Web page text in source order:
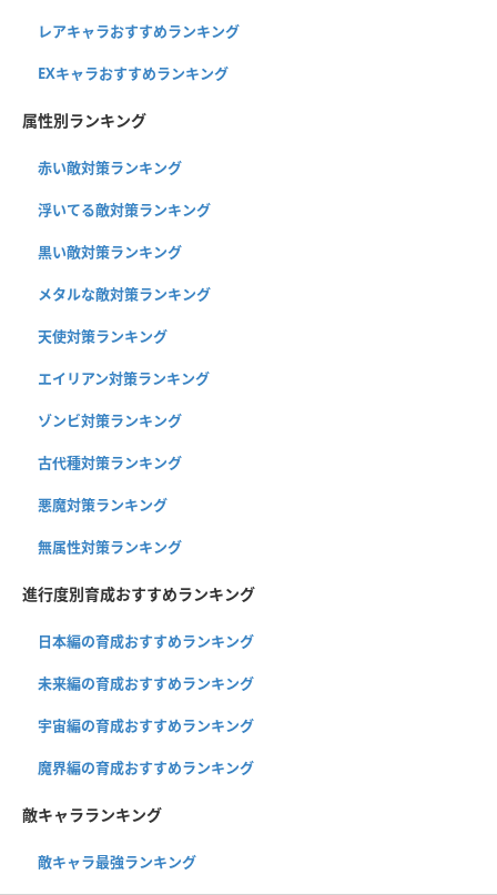
レアキャラおすすめランキング
EXキャラおすすめランキング
属性別ランキング
赤い敵対策ランキング
浮いてる敵対策ランキング
黒い敵対策ランキング
メタルな敵対策ランキング
天使対策ランキング
エイリアン対策ランキング
ゾンビ対策ランキング
古代種対策ランキング
悪魔対策ランキング
無属性対策ランキング
進行度別育成おすすめランキング
日本編の育成おすすめランキング
未来編の育成おすすめランキング
宇宙編の育成おすすめランキング
魔界編の育成おすすめランキング
敵キャラランキング
敵キャラ最強ランキング